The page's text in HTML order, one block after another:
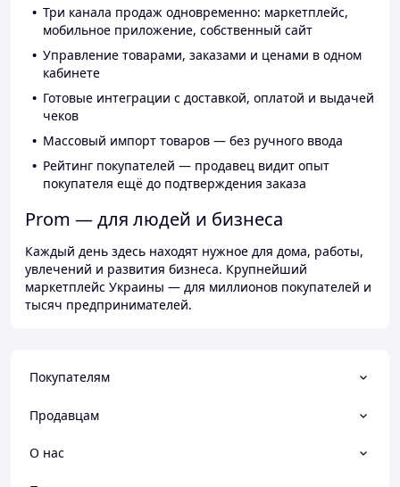
Три канала продаж одновременно: маркетплейс,
мобильное приложение, собственный сайт
Управление товарами, заказами и ценами в одном
кабинете
Готовые интеграции с доставкой, оплатой и выдачей
чеков
Массовый импорт товаров — без ручного ввода
Рейтинг покупателей — продавец видит опыт
покупателя ещё до подтверждения заказа
Prom — для людей и бизнеса
Каждый день здесь находят нужное для дома, работы,
увлечений и развития бизнеса. Крупнейший
маркетплейс Украины — для миллионов покупателей и
тысяч предпринимателей.
Покупателям
Продавцам
О нас